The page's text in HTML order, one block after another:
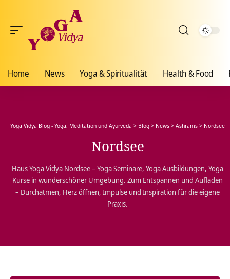
Home News Yoga & Spiritualität Health & Food
Yoga Vidya Blog - Yoga, Meditation und Ayurveda > Blog > News > Ashrams > Nordsee
Nordsee
Haus Yoga Vidya Nordsee – Yoga Seminare, Yoga Ausbildungen, Yoga
Kurse in wunderschöner Umgebung. Zum Entspannen und Aufladen
– Durchatmen, Herz öffnen, Impulse und Inspiration für die eigene
Praxis.